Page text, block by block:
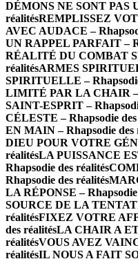
DÉMONS NE SONT PAS
réalitésREMPLISSEZ
AVEC AUDACE –
UN RAPPEL PARFAIT –
RÉALITÉ DU COMBAT
réalitésARMES
SPIRITUELLE –
LIMITÉ PAR LA CHAIR –
SAINT-ESPRIT –
CÉLESTE – Rhapsodie
EN MAIN – Rhapsodie des
DIEU POUR VOTRE
réalitésLA PUISSANCE
Rhapsodie des réalités
Rhapsodie des réalités
LA RÉPONSE – Rhapsodie
SOURCE DE LA
réalitésFIXEZ VOTRE
des réalitésLA CHAIR A
réalitésVOUS AVEZ
réalitésIL NOUS A FAIT